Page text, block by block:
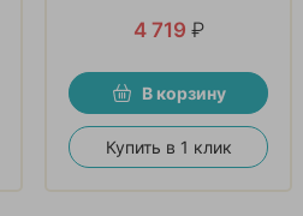
4 719 ₽
В корзину
Купить в 1 клик